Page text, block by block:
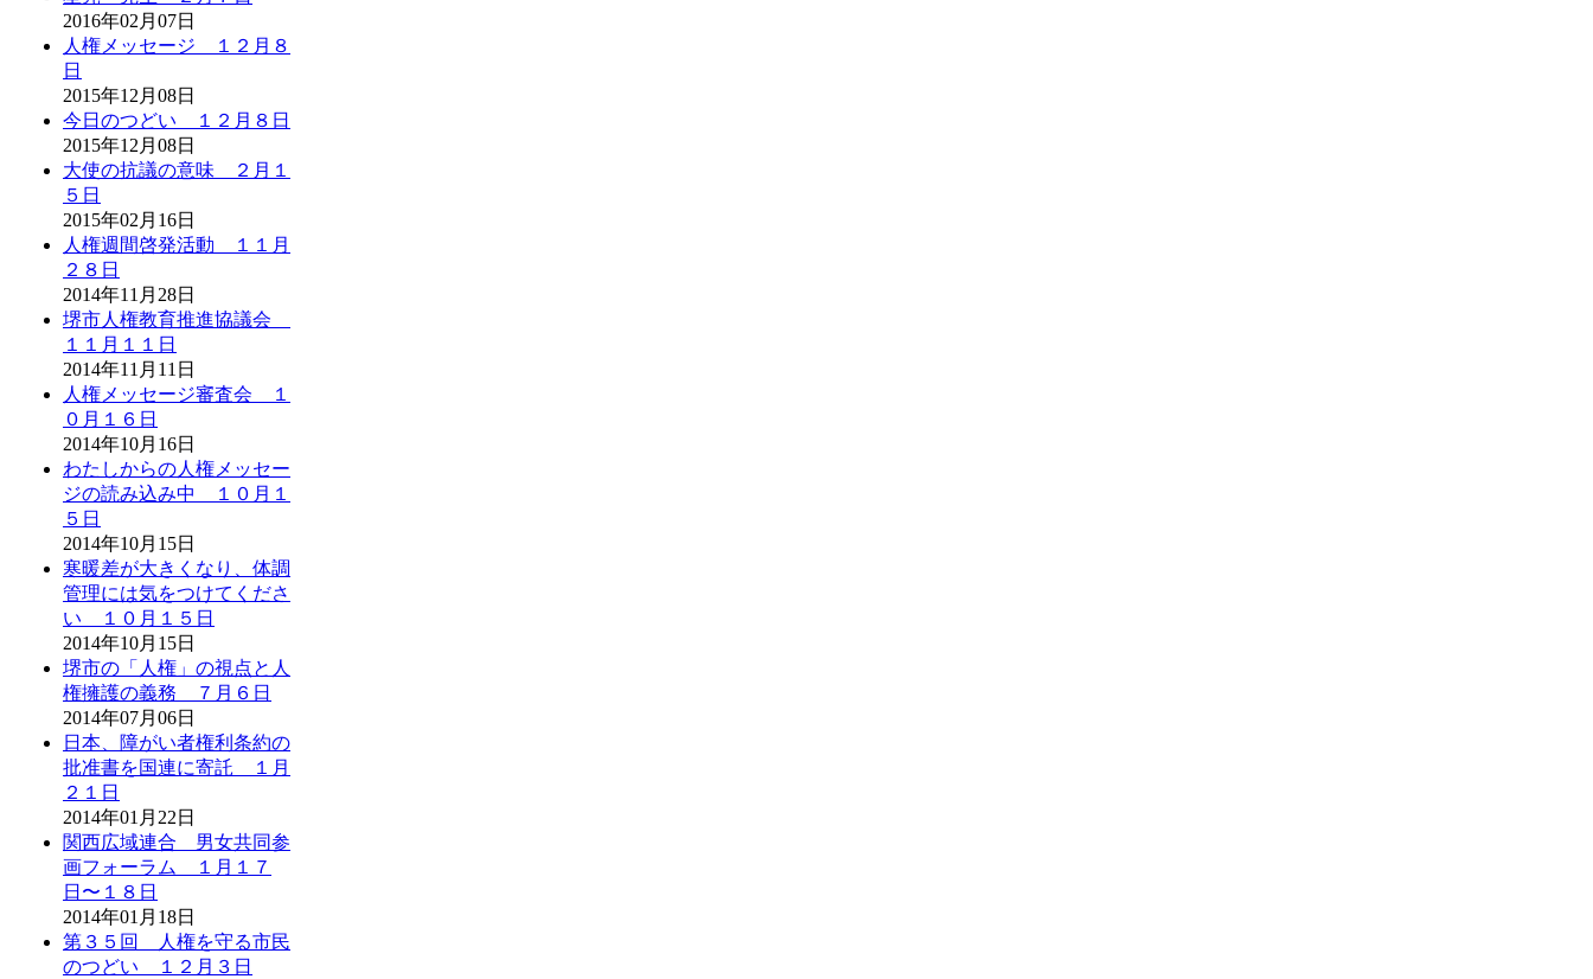
2016年02月07日
人権メッセージ １２月８
日
2015年12月08日
今日のつどい １２月８日
2015年12月08日
大使の抗議の意味 ２月１
５日
2015年02月16日
人権週間啓発活動 １１月
２８日
2014年11月28日
堺市人権教育推進協議会
１１月１１日
2014年11月11日
人権メッセージ審査会 １
０月１６日
2014年10月16日
わたしからの人権メッセー
ジの読み込み中 １０月１
５日
2014年10月15日
寒暖差が大きくなり、体調
管理には気をつけてくださ
い １０月１５日
2014年10月15日
堺市の「人権」の視点と人
権擁護の義務 ７月６日
2014年07月06日
日本、障がい者権利条約の
批准書を国連に寄託 １月
２１日
2014年01月22日
関西広域連合 男女共同参
画フォーラム １月１７
日〜１８日
2014年01月18日
第３５回 人権を守る市民
のつどい １２月３日